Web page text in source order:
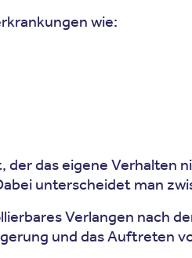
wie:
das eigene Verhalten
unterscheidet man
Verlangen nach
und das Auftreten